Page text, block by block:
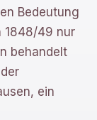
Bedeutung
1848/49 nur
behandelt
ein